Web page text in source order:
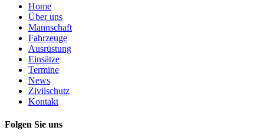
Home
Über uns
Mannschaft
Fahrzeuge
Ausrüstung
Einsätze
Termine
News
Zivilschutz
Kontakt
Folgen Sie uns